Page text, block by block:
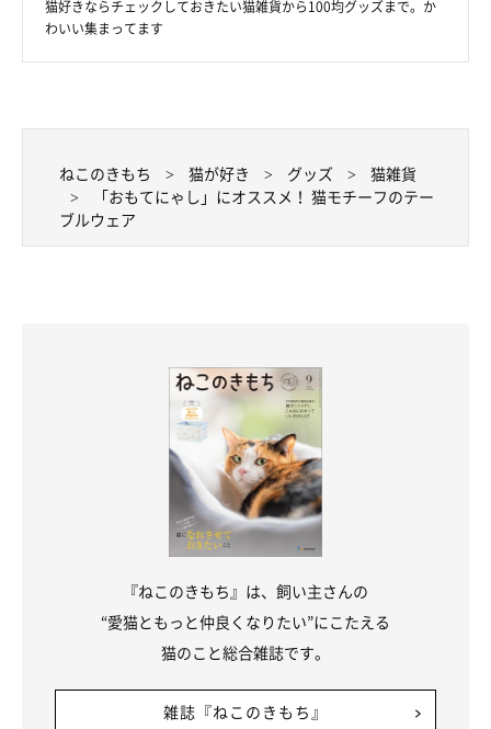
グラスに飲み物が注がれると、だんだんと猫さんに変化が……
猫さんが大きくなった！！
猫好きならチェックしておきたい猫雑貨から100均グッズまで。か
わいい集まってます
ねこのきもち 猫が好き グッズ
猫雑貨
「おもてにゃし」にオススメ！ 猫モチーフのテー
ブルウェア
『ねこのきもち』は、飼い主さんの
“愛猫ともっと仲良くなりたい”にこたえる
猫のこと総合雑誌です。
雑誌『ねこのきもち』